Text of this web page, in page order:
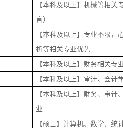
【本科及以上】机械等相关
言）
【本科及以上】专业不限，
析等相关专业优先
【本科及以上】财务相关专
【本科及以上】审计、会计
【本科及以上】财务、审计
业
【硕士】计算机、数学、统